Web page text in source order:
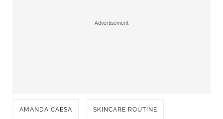
Advertisement
AMANDA CAESA SKINCARE ROUTINE